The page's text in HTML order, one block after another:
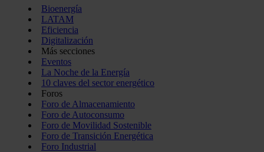
Bioenergía
LATAM
Eficiencia
Digitalización
Más secciones
Eventos
La Noche de la Energía
10 claves del sector energético
Foros
Foro de Almacenamiento
Foro de Autoconsumo
Foro de Movilidad Sostenible
Foro de Transición Energética
Foro Industrial